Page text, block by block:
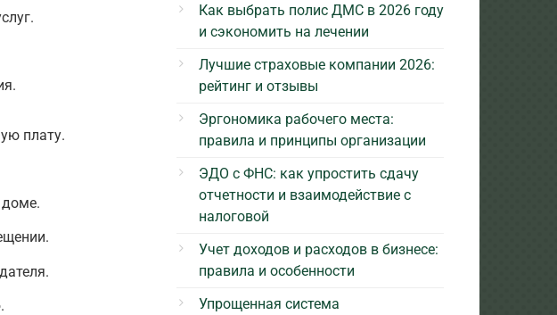
плату.
Как выбрать полис ДМС в 2026 году
и сэкономить на лечении
Лучшие страховые компании 2026:
рейтинг и отзывы
Эргономика рабочего места:
правила и принципы организации
ЭДО с ФНС: как упростить сдачу
отчетности и взаимодействие с
налоговой
Учет доходов и расходов в бизнесе:
правила и особенности
Упрощенная система